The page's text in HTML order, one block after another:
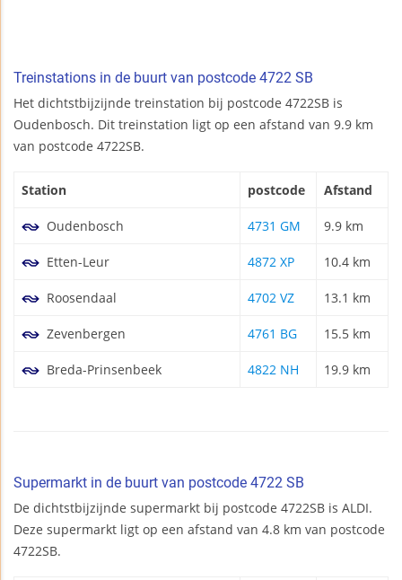
Treinstations in de buurt van postcode 4722 SB
Het dichtstbijzijnde treinstation bij postcode 4722SB is
Oudenbosch. Dit treinstation ligt op een afstand van 9.9 km
van postcode 4722SB.
Station postcode Afstand
Oudenbosch 4731 GM 9.9 km
Etten-Leur 4872 XP 10.4 km
Roosendaal 4702 VZ 13.1 km
Zevenbergen 4761 BG 15.5 km
Breda-Prinsenbeek 4822 NH 19.9 km
Supermarkt in de buurt van postcode 4722 SB
De dichtstbijzijnde supermarkt bij postcode 4722SB is ALDI.
Deze supermarkt ligt op een afstand van 4.8 km van postcode
4722SB.